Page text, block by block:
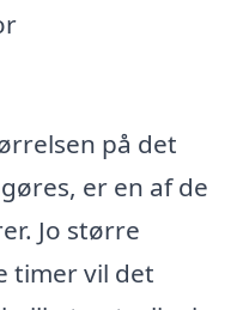
på det
er en af de
Jo større
timer vil det